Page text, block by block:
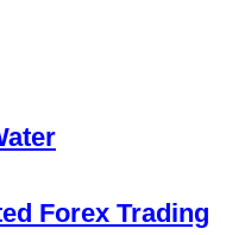
Forex Trading